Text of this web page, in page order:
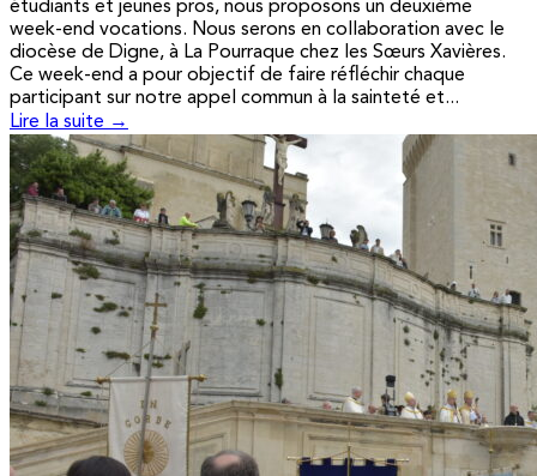
étudiants et jeunes pros, nous proposons un deuxième
week-end vocations. Nous serons en collaboration avec le
diocèse de Digne, à La Pourraque chez les Sœurs Xavières.
Ce week-end a pour objectif de faire réfléchir chaque
participant sur notre appel commun à la sainteté et...
Lire la suite →